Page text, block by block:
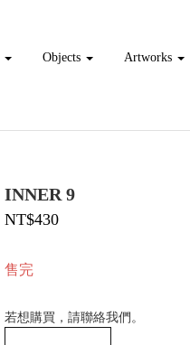
Objects Artworks
INNER 9
NT$430
售完
若想購買，請聯絡我們。